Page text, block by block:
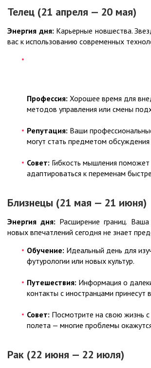
Телец (21 апреля — 20 мая)
Энергия дня: Карьерные новшества.
вас к использованию современных
Профессия: Хорошее время для
методов управления или смены
Репутация: Ваши
могут стать предметом обсуждения
Совет: Гибкость мышления
адаптироваться к переменам
Близнецы (21 мая — 21 июня)
Энергия дня: Расширение границ.
новых впечатлений сегодня не знает
Обучение: Идеальный день для
футурологии или новых культур.
Путешествия: Информация о
контакты с иностранцами принесут
Совет: Посмотрите на свою жизнь с
полета — многие проблемы
Рак (22 июня — 22 июля)